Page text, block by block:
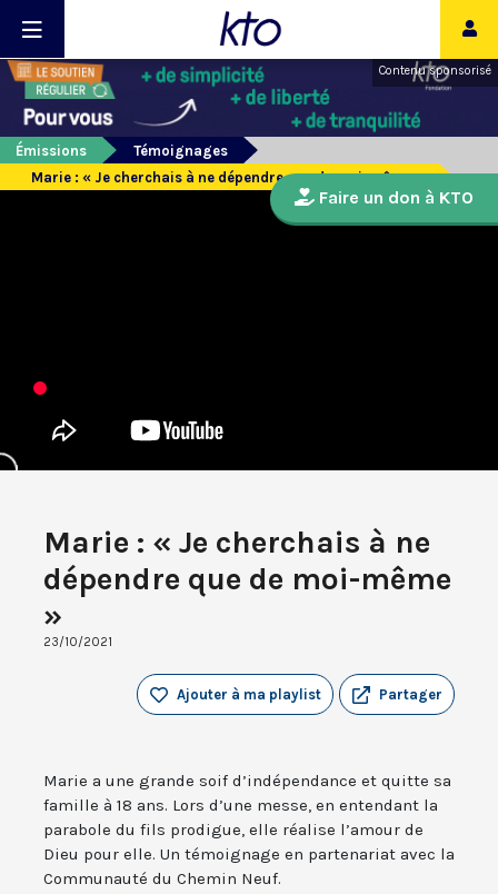
Contenu sponsorisé
Émissions
Témoignages
Marie : « Je cherchais à ne dépendre que de moi-même »
Marie : « Je cherchais à ne
dépendre que de moi-même
»
23/10/2021
Partager
Ajouter à ma playlist
Marie a une grande soif d’indépendance et quitte sa
famille à 18 ans. Lors d’une messe, en entendant la
parabole du fils prodigue, elle réalise l’amour de
Dieu pour elle. Un témoignage en partenariat avec la
Communauté du Chemin Neuf.
Faire un don à KTO